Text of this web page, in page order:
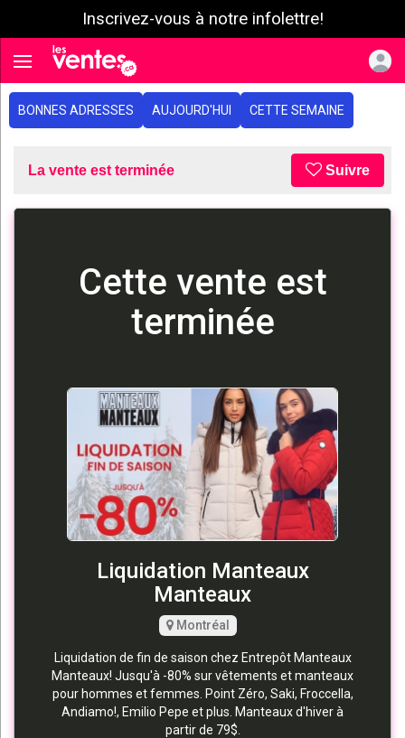
Inscrivez-vous à notre infolettre!
Toggle navigation
BONNES ADRESSES AUJOURD'HUI CETTE SEMAINE
La vente est terminée Suivre
Cette vente est
terminée
Liquidation Manteaux
Manteaux
Montréal
Liquidation de fin de saison chez Entrepôt Manteaux
Manteaux! Jusqu'à -80% sur vêtements et manteaux
pour hommes et femmes. Point Zéro, Saki, Froccella,
Andiamo!, Emilio Pepe et plus. Manteaux d'hiver à
partir de 79$.